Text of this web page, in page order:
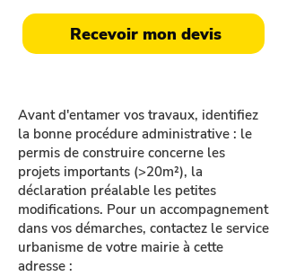
Recevoir mon devis
Avant d'entamer vos travaux, identifiez
la bonne procédure administrative : le
permis de construire concerne les
projets importants (>20m²), la
déclaration préalable les petites
modifications. Pour un accompagnement
dans vos démarches, contactez le service
urbanisme de votre mairie à cette
adresse :